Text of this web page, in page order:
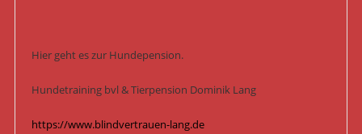
Hier geht es zur Hundepension.
Hundetraining bvl & Tierpension Dominik Lang
https://www.blindvertrauen-lang.de